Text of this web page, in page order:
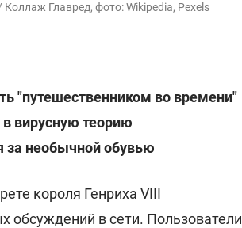
Главред, фото: Wikipedia, Pexels
"путешественником во времени"
вирусную теорию
за необычной обувью
короля Генриха VIII
обсуждений в сети. Пользователи